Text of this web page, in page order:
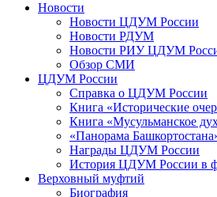
Новости
Новости ЦДУМ России
Новости РДУМ
Новости РИУ ЦДУМ
Обзор СМИ
ЦДУМ России
Справка о ЦДУМ России
Книга «Исторические
Книга «Мусульманское
«Панорама
Награды ЦДУМ России
История ЦДУМ России в
Верховный муфтий
Биография